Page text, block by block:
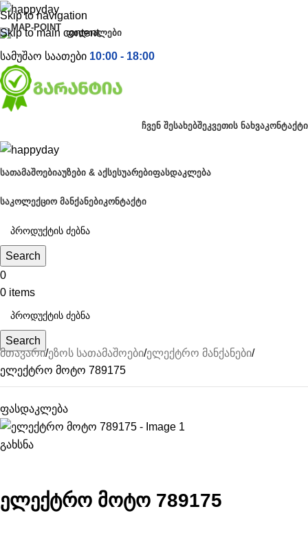
Skip to navigation
Skip to main content
ᲤᲘᲚᲘᲐᲚᲔᲑᲘ
სამუშაო საათები 10:00 - 18:00
ᲩᲕᲔᲜ ᲨᲔᲡᲐᲮᲔᲑᲨᲔᲙᲕᲔᲗᲘᲡ ᲜᲐᲮᲕᲐᲙᲝᲜᲢᲐᲥᲢᲘ
ᲡᲐᲗᲐᲛᲐᲨᲝᲔᲑᲘᲐᲣᲖᲔᲑᲘ & ᲐᲥᲡᲔᲡᲣᲐᲠᲔᲑᲘᲤᲐᲡᲓᲐᲙᲚᲔᲑᲐ
ᲡᲐᲙᲝᲚᲔᲥᲪᲘᲝ ᲛᲐᲜᲥᲐᲜᲔᲑᲘᲙᲝᲜᲢᲐᲥᲢᲘ
Search
0
0 items
Search
მთავარი ეზოს სათამაშოები ელექტრო მანქანები
ელექტრო მოტო 789175
ფასდაკლება
გახსნა
ელექტრო მოტო 789175